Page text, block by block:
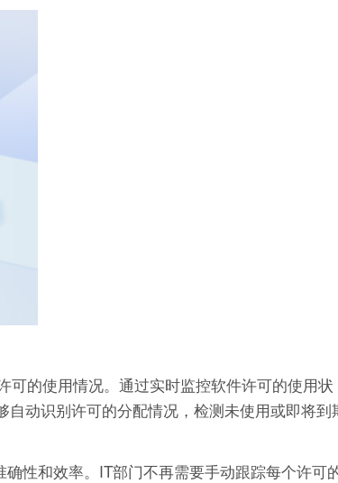
的使用情况。通过实时监控软件许可的使用状
动识别许可的分配情况，检测未使用或即将到
性和效率。IT部门不再需要手动跟踪每个许可